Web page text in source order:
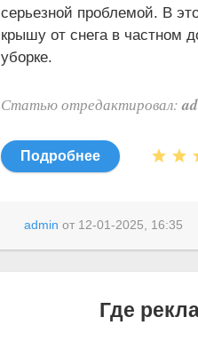
серьезной проблемой. В
крышу от снега в частном
уборке.
Статью отредактировал:
Подробнее
admin от 12-01-2025, 16:35
Где